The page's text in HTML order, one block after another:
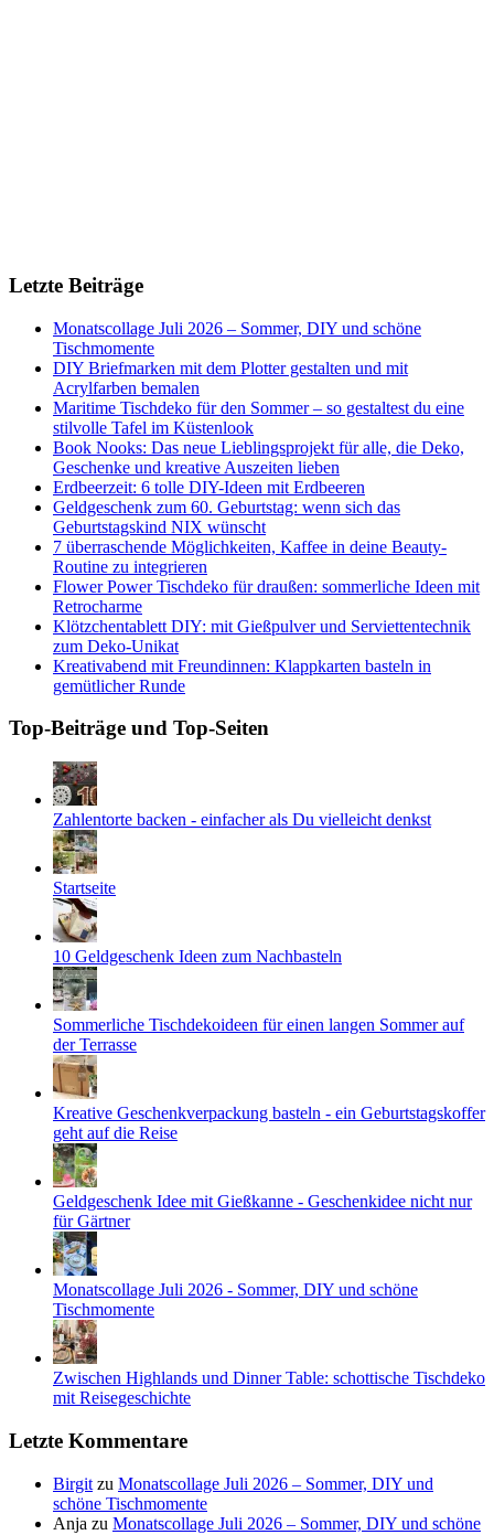
Letzte Beiträge
Monatscollage Juli 2026 – Sommer, DIY und schöne
Tischmomente
DIY Briefmarken mit dem Plotter gestalten und mit
Acrylfarben bemalen
Maritime Tischdeko für den Sommer – so gestaltest du eine
stilvolle Tafel im Küstenlook
Book Nooks: Das neue Lieblingsprojekt für alle, die Deko,
Geschenke und kreative Auszeiten lieben
Erdbeerzeit: 6 tolle DIY-Ideen mit Erdbeeren
Geldgeschenk zum 60. Geburtstag: wenn sich das
Geburtstagskind NIX wünscht
7 überraschende Möglichkeiten, Kaffee in deine Beauty-
Routine zu integrieren
Flower Power Tischdeko für draußen: sommerliche Ideen mit
Retrocharme
Klötzchentablett DIY: mit Gießpulver und Serviettentechnik
zum Deko-Unikat
Kreativabend mit Freundinnen: Klappkarten basteln in
gemütlicher Runde
Top-Beiträge und Top-Seiten
Zahlentorte backen - einfacher als Du vielleicht denkst
Startseite
10 Geldgeschenk Ideen zum Nachbasteln
Sommerliche Tischdekoideen für einen langen Sommer auf
der Terrasse
Kreative Geschenkverpackung basteln - ein Geburtstagskoffer
geht auf die Reise
Geldgeschenk Idee mit Gießkanne - Geschenkidee nicht nur
für Gärtner
Monatscollage Juli 2026 - Sommer, DIY und schöne
Tischmomente
Zwischen Highlands und Dinner Table: schottische Tischdeko
mit Reisegeschichte
Letzte Kommentare
Birgit zu Monatscollage Juli 2026 – Sommer, DIY und
schöne Tischmomente
Anja zu Monatscollage Juli 2026 – Sommer, DIY und schöne